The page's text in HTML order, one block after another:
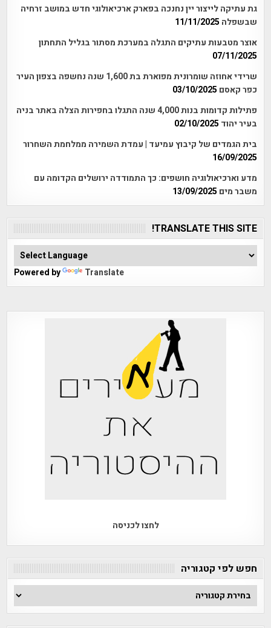
גת עתיקה לייצור יין נחנכה בפארק ארכיאולוגי חדש במושב זרחיה
שבשפלה 11/11/2025
אוצר מטבעות עתיקים התגלה במערכת מסתור בגליל התחתון
07/11/2025
שרידי אחוזה שומרונית מפוארת בת 1,600 שנה נחשפה בצפון העיר
כפר קאסם 03/10/2025
פתילות קדומות בנות 4,000 שנה התגלו בחפירות הצלה באתר בניה
בעיר יהוד 02/10/2025
בית הגמדים של קיבוץ עמיעד | עמדת השמירה ממלחמת השחרור
16/09/2025
מדע וארכיאולוגיה חושפים: כך התמודדה ירושלים הקדומה עם
משבר מים 13/09/2025
TRANSLATE THIS SITE!
Powered by Translate
לחצו לכניסה
חפש לפי קטגוריה
חפש
לפי
קטגוריה